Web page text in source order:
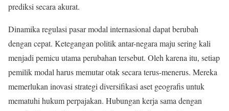
prediksi secara akurat.
Dinamika regulasi pasar modal internasional dapat berubah
dengan cepat. Ketegangan politik antar-negara maju sering kali
menjadi pemicu utama perubahan tersebut. Oleh karena itu, setiap
pemilik modal harus memutar otak secara terus-menerus. Mereka
memerlukan inovasi strategi diversifikasi aset geografis untuk
mematuhi hukum perpajakan. Hubungan kerja sama dengan